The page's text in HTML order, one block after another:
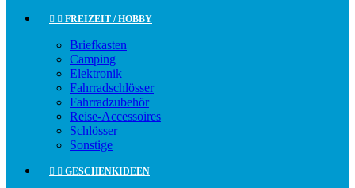
  FREIZEIT / HOBBY
Briefkasten
Camping
Elektronik
Fahrradschlösser
Fahrradzubehör
Reise-Accessoires
Schlösser
Sonstige
  GESCHENKIDEEN